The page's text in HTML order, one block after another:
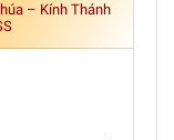
– Kính Thánh